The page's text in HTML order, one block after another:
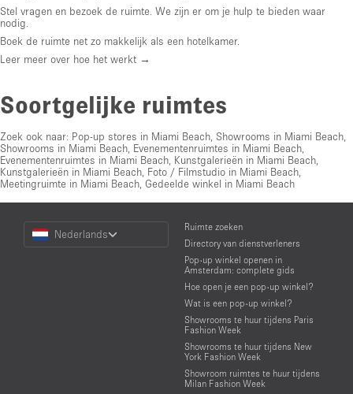
Stel vragen en bezoek de ruimte. We zijn er om je hulp te bieden waar
nodig.
Boek de ruimte net zo makkelijk als een hotelkamer.
Leer meer over hoe het werkt →
Soortgelijke ruimtes
Zoek ook naar: Pop-up stores in Miami Beach Showrooms in Miami Beach
Showrooms in Miami Beach Evenementenruimtes in Miami Beach
Evenementenruimtes in Miami Beach Kunstgalerieën in Miami Beach
Kunstgalerieën in Miami Beach Foto / Filmstudio in Miami Beach
Meetingruimte in Miami Beach Gedeelde winkel in Miami Beach
Choose
Language
Nederlands
Ruimte zoeken
Directory van dienstverleners
Pop-up winkel openen in
Amsterdam: complete gids
Hoe open je een pop-up winkel?
Wat is een pop-up winkel?
Showrooms te huur tijdens Paris
Fashion Week
Showrooms te huur tijdens New
York Fashion Week
Showroom ruimtes te huur tijdens
Milan Fashion Week